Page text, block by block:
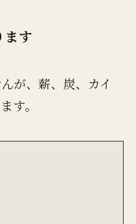
ます
が、薪、炭、カイ
す。